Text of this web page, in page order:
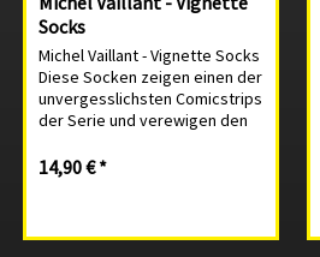
Socks
Michel Vaillant - Vignette Socks
Diese Socken zeigen einen der
unvergesslichsten Comicstrips
der Serie und verewigen den
Comic-Geschichte am Steuer
seines Rennwagens. Michel
14,90 € *